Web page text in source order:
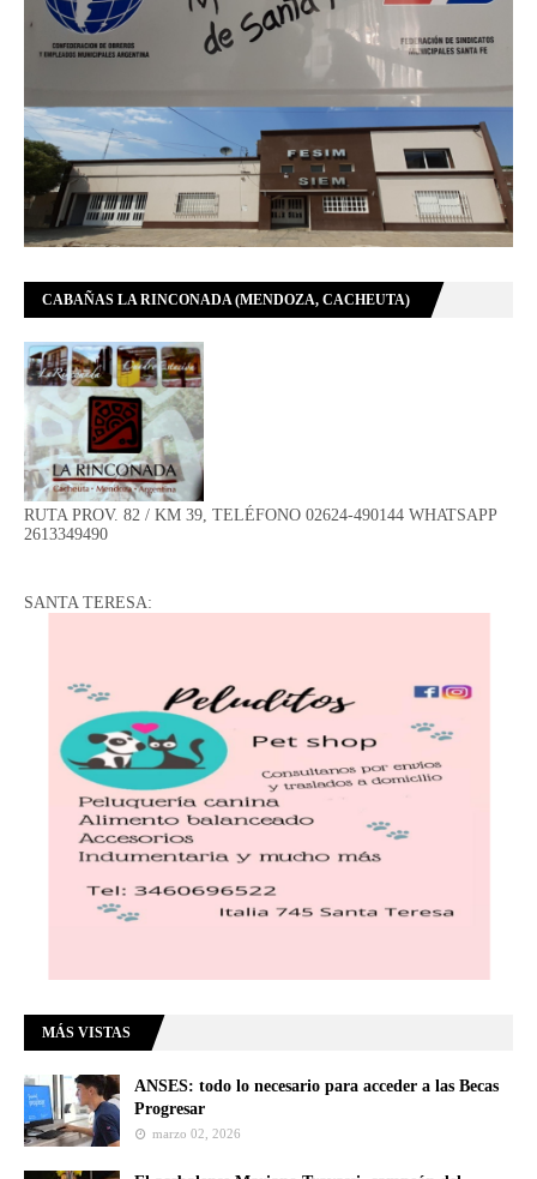
CABAÑAS LA RINCONADA (MENDOZA, CACHEUTA)
RUTA PROV. 82 / KM 39, TELÉFONO 02624-490144 WHATSAPP
2613349490
SANTA TERESA:
MÁS VISTAS
ANSES: todo lo necesario para acceder a las Becas
Progresar
marzo 02, 2026